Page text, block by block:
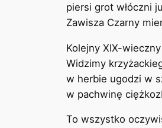
piersi grot włóczni
Zawisza Czarny
Kolejny XIX-
Widzimy
w herbie ugodzi w
w pachwinę
To wszystko